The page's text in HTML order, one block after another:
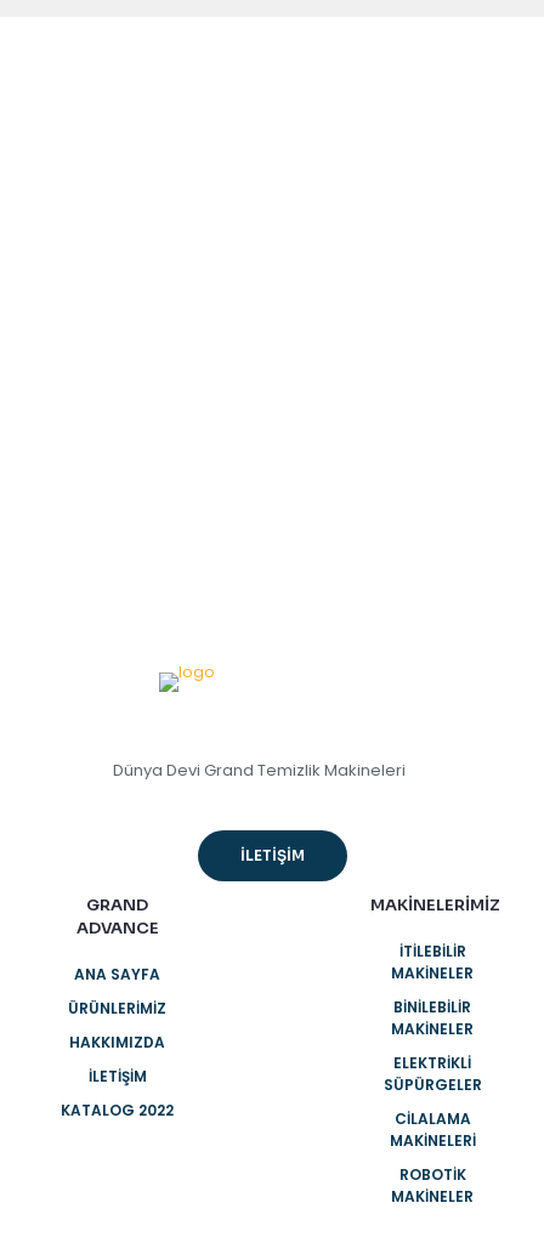
Dünya Devi Grand Temizlik Makineleri
İLETİŞİM
GRAND
ADVANCE
ANA SAYFA
ÜRÜNLERIMIZ
HAKKIMIZDA
İLETIŞIM
KATALOG 2022
MAKİNELERİMİZ
İTİLEBİLİR
MAKİNELER
BİNİLEBİLİR
MAKİNELER
ELEKTRİKLİ
SÜPÜRGELER
CİLALAMA
MAKİNELERİ
ROBOTİK
MAKİNELER